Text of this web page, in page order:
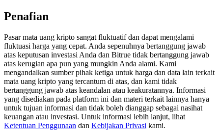
Register & Trade to Win 500,000 USDT
Precious Metals Trading Carnival
Trade Gold & Silver · 33,333 USDT Bonus
USDT New User Exclusive 10% APR
USDT Flexible Staking | Daily Rewards
Penafian
Pasar mata uang kripto sangat fluktuatif dan dapat mengalami
fluktuasi harga yang cepat. Anda sepenuhnya bertanggung jawab
atas keputusan investasi Anda dan Bitrue tidak bertanggung jawab
atas kerugian apa pun yang mungkin Anda alami. Kami
mengandalkan sumber pihak ketiga untuk harga dan data lain terkait
mata uang kripto yang tercantum di atas, dan kami tidak
bertanggung jawab atas keandalan atau keakuratannya. Informasi
yang disediakan pada platform ini dan materi terkait lainnya hanya
untuk tujuan informasi dan tidak boleh dianggap sebagai nasihat
keuangan atau investasi. Untuk informasi lebih lanjut, lihat
Ketentuan Penggunaan dan Kebijakan Privasi kami.